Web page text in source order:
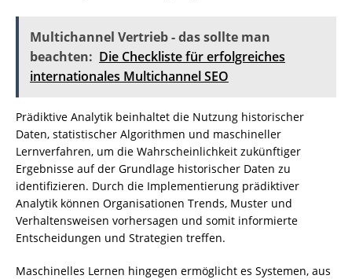
Multichannel Vertrieb - das sollte man
beachten: Die Checkliste für erfolgreiches
internationales Multichannel SEO
Prädiktive Analytik beinhaltet die Nutzung historischer
Daten, statistischer Algorithmen und maschineller
Lernverfahren, um die Wahrscheinlichkeit zukünftiger
Ergebnisse auf der Grundlage historischer Daten zu
identifizieren. Durch die Implementierung prädiktiver
Analytik können Organisationen Trends, Muster und
Verhaltensweisen vorhersagen und somit informierte
Entscheidungen und Strategien treffen.
Maschinelles Lernen hingegen ermöglicht es Systemen, aus